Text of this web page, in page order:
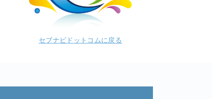
セブナビドットコムに戻る